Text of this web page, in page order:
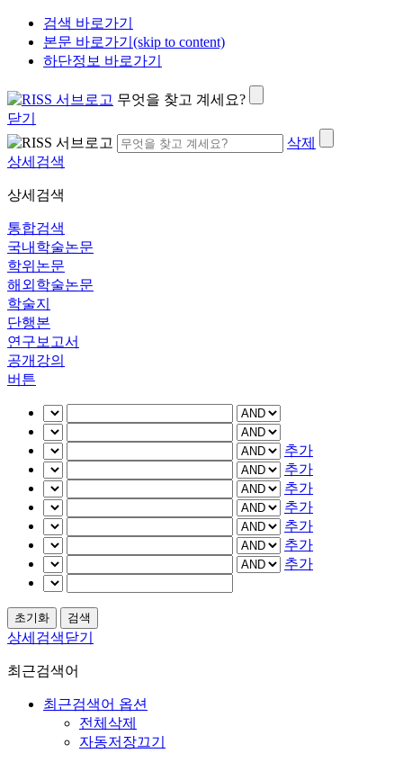
검색 바로가기
본문 바로가기(skip to content)
하단정보 바로가기
무엇을 찾고 계세요?
닫기
삭제
상세검색
상세검색
통합검색
국내학술논문
학위논문
해외학술논문
학술지
단행본
연구보고서
공개강의
버튼
추가
추가
추가
추가
추가
추가
추가
상세검색닫기
최근검색어
최근검색어 옵션
전체삭제
자동저장끄기